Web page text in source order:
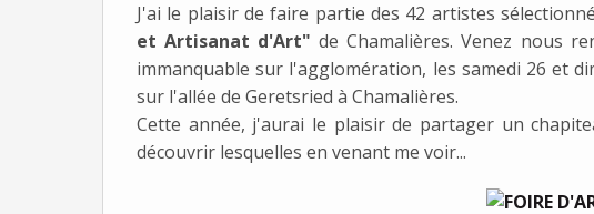
J'ai le plaisir de faire partie des 42 artistes
et Artisanat d'Art" de Chamalières. Venez nous
immanquable sur l'agglomération, les samedi 26 et
sur l'allée de Geretsried à Chamalières.
Cette année, j'aurai le plaisir de partager un
découvrir lesquelles en venant me voir...